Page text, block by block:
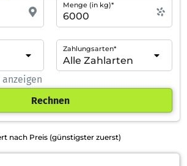
Menge (in kg)*
Zahlungsarten*
Rechnen
nach Preis (günstigster zuerst)